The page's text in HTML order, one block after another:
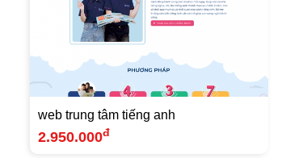
web trung tâm tiếng anh
2.950.000đ